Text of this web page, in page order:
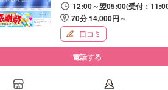
12:00～翌05:00(受付：
70分 14,000円～
口コミ
電話する